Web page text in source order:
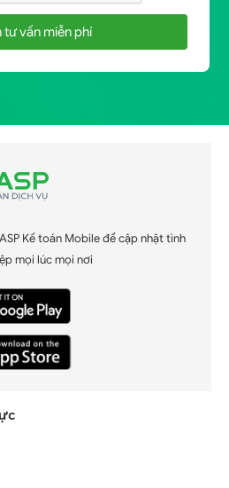
tư vấn miễn phí
Kế toán Mobile để cập nhật tình
mọi lúc mọi nơi